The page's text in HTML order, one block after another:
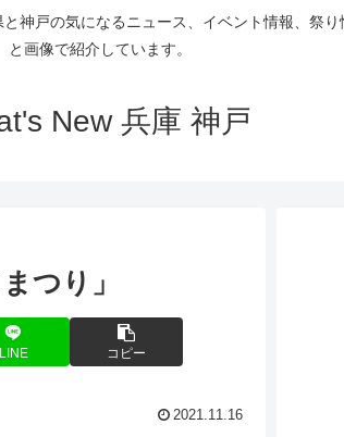
神戸の気になるニュース、イベント情報、祭
と画像で紹介しています。
New 兵庫 神戸
つり」
LINE コピー
2021.11.16